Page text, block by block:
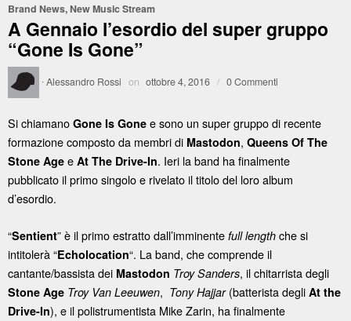
Brand News, New Music Stream
A Gennaio l’esordio del super gruppo
“Gone Is Gone”
·Alessandro Rossi on ottobre 4, 2016 / 0 Commenti
Si chiamano Gone Is Gone e sono un super gruppo di recente
formazione composto da membri di Mastodon, Queens Of The
Stone Age e At The Drive-In. Ieri la band ha finalmente
pubblicato il primo singolo e rivelato il titolo del loro album
d’esordio.
“Sentient” è il primo estratto dall’imminente full length che si
intitolerà “Echolocation“. La band, che comprende il
cantante/bassista dei Mastodon Troy Sanders, il chitarrista degli
Stone Age Troy Van Leeuwen, Tony Hajjar(batterista degli At the
Drive-In), e il polistrumentista Mike Zarin, ha finalmente